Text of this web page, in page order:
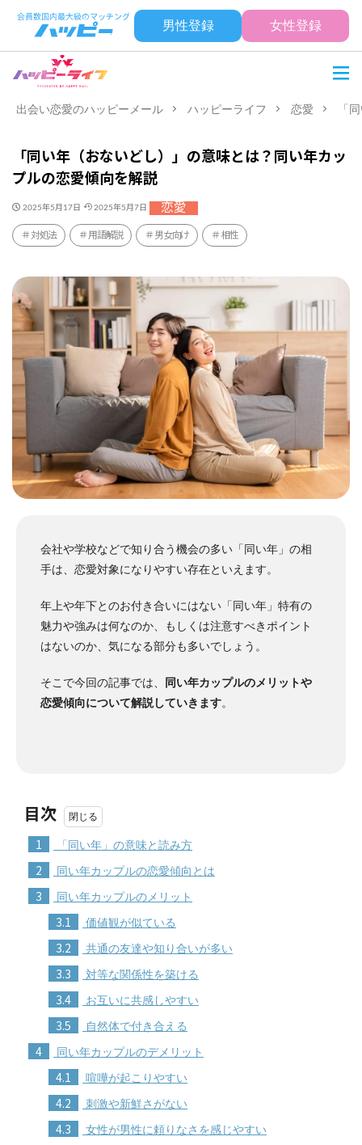
男性登録 女性登録
出会い恋愛のハッピーメール ハッピーライフ 恋愛 「
「同い年（おないどし）」の意味とは？同い年カッ
プルの恋愛傾向を解説
2025年5月17日 2025年5月7日 恋愛
対処法 用語解説 男女向け 相性
会社や学校などで知り合う機会の多い「同い年」の相
手は、恋愛対象になりやすい存在といえます。
年上や年下とのお付き合いにはない「同い年」特有の
魅力や強みは何なのか、もしくは注意すべきポイント
はないのか、気になる部分も多いでしょう。
そこで今回の記事では、
同い年カップルのメリットや
恋愛傾向について解説していきます。
目次
1 「同い年」の意味と読み方
2 同い年カップルの恋愛傾向とは
3 同い年カップルのメリット
3.1 価値観が似ている
3.2 共通の友達や知り合いが多い
3.3 対等な関係性を築ける
3.4 お互いに共感しやすい
3.5 自然体で付き合える
4 同い年カップルのデメリット
4.1 喧嘩が起こりやすい
4.2 刺激や新鮮さがない
4.3 女性が男性に頼りなさを感じやすい